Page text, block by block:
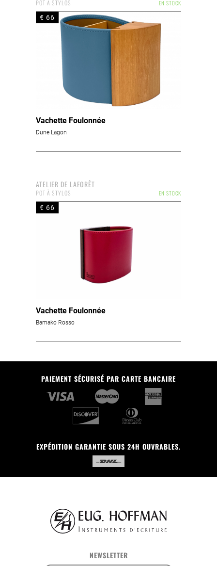
EN STOCK
POT À STYLOS
€ 66
Vachette Foulonnée
Dune Lagon
ATELIER DE LAFORÊT
EN STOCK
POT À STYLOS
€ 66
Vachette Foulonnée
Bamako Rosso
PAIEMENT SÉCURISÉ PAR CARTE BANCAIRE
EXPÉDITION GARANTIE SOUS 24H OUVRABLES.
NEWSLETTER